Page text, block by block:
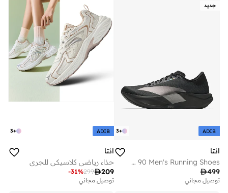
جديد
+
3 ADIB
انتا
Zone 2 90 Men's Running Shoes
499
توصيل مجاني
+
3 ADIB
انتا
حذاء رياضي كلاسيكي للجري
209
299
-31%
توصيل مجاني